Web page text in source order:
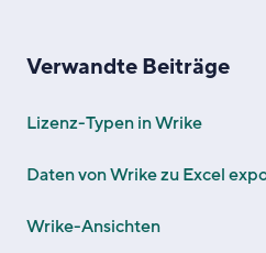
Verwandte Beiträge
Lizenz-Typen in Wrike
Daten von Wrike zu Excel
Wrike-Ansichten